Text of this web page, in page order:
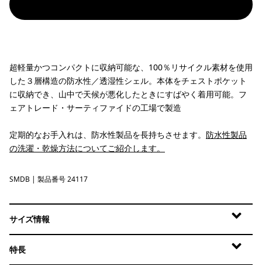
超軽量かつコンパクトに収納可能な、100％リサイクル素材を使用
した３層構造の防水性／透湿性シェル。本体をチェストポケット
に収納でき、山中で天候が悪化したときにすばやく着用可能。フ
ェアトレード・サーティファイドの工場で製造
定期的なお手入れは、防水性製品を長持ちさせます。 防水性製品
の洗濯・乾燥方法についてご紹介します。
Smolder Blue
SMDB | 製品番号 24117
サイズ情報
特長